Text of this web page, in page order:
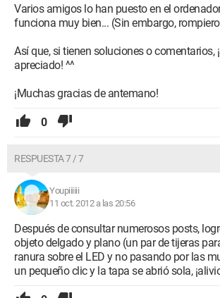
Varios amigos lo han puesto en el
funciona muy bien... (Sin embargo,
Así que, si tienen soluciones o comentarios,
apreciado! ^^
¡Muchas gracias de antemano!
0
RESPUESTA 7 / 7
Youpiiiiii
11 oct. 2012 a las 20:56
Después de consultar numerosos posts,
objeto delgado y plano (un par de tijeras
ranura sobre el LED y no pasando por las
un pequeño clic y la tapa se abrió sola,